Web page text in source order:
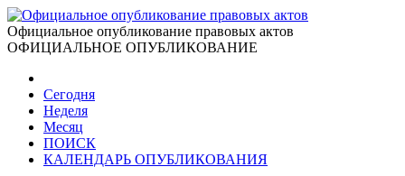
Официальное опубликование правовых актов
ОФИЦИАЛЬНОЕ ОПУБЛИКОВАНИЕ
Сегодня
Неделя
Месяц
ПОИСК
КАЛЕНДАРЬ ОПУБЛИКОВАНИЯ